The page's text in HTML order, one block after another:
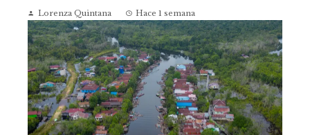
Lorenza Quintana Hace 1 semana